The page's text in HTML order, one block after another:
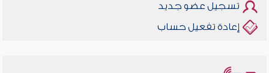
تسجيل عضو جديد
إعادة تفعيل حساب